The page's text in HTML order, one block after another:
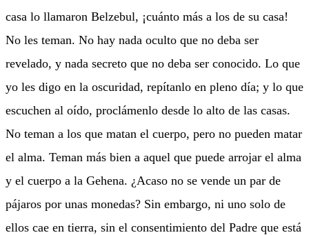
casa lo llamaron Belzebul, ¡cuánto más a los de su casa!
No les teman. No hay nada oculto que no deba ser
revelado, y nada secreto que no deba ser conocido. Lo que
yo les digo en la oscuridad, repítanlo en pleno día; y lo que
escuchen al oído, proclámenlo desde lo alto de las casas.
No teman a los que matan el cuerpo, pero no pueden matar
el alma. Teman más bien a aquel que puede arrojar el alma
y el cuerpo a la Gehena. ¿Acaso no se vende un par de
pájaros por unas monedas? Sin embargo, ni uno solo de
ellos cae en tierra, sin el consentimiento del Padre que está